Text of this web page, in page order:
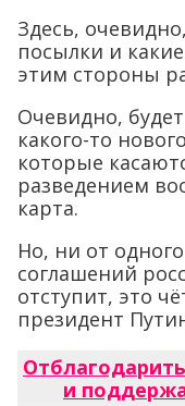
Здесь,
посылки и
этим стороны
Очевидно,
какого-то
которые
разведением
карта.
Но, ни от
соглашений
отступит, это
президент
и